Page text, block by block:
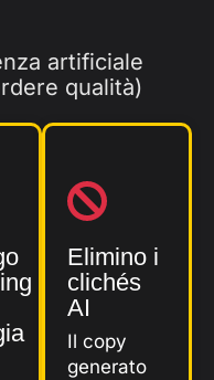
artificiale
qualità)
Elimino i
clichés
AI
Il copy
generato